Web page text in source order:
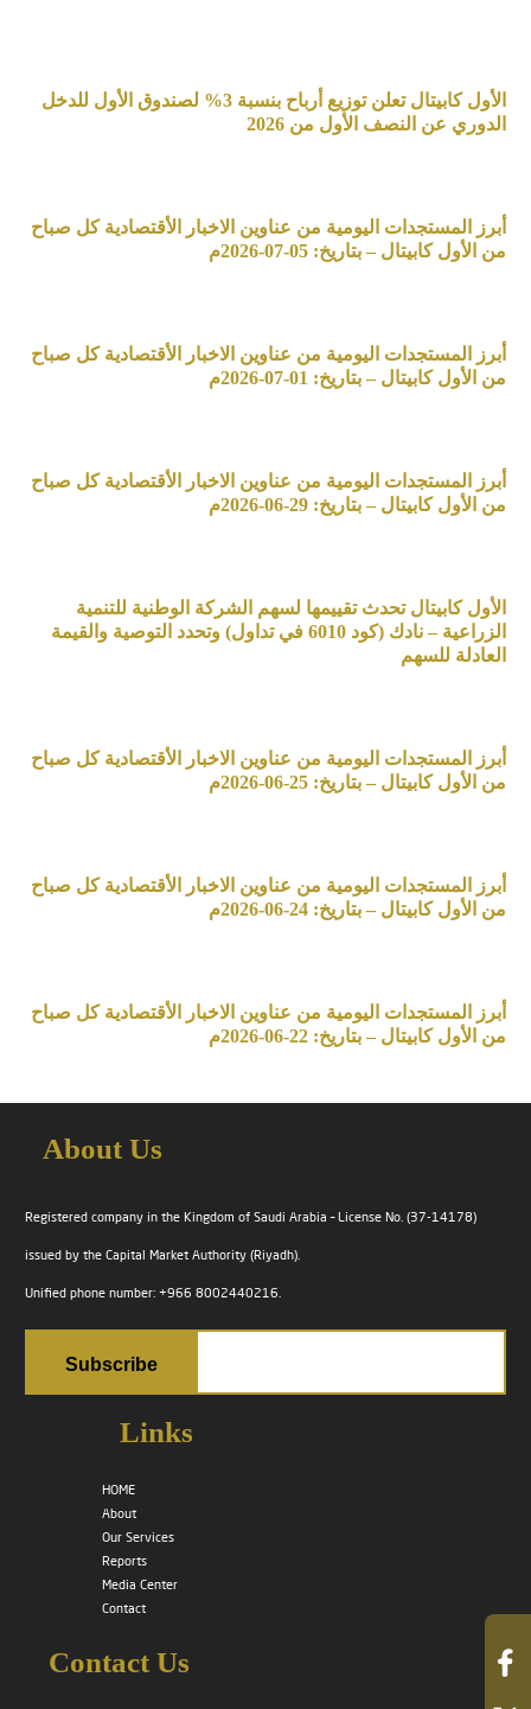
الأول كابيتال تعلن توزيع أرباح بنسبة 3% لصندوق الأول للدخل
الدوري عن النصف الأول من 2026
أبرز المستجدات اليومية من عناوين الاخبار الأقتصادية كل صباح
من الأول كابيتال – بتاريخ: 05-07-2026م
أبرز المستجدات اليومية من عناوين الاخبار الأقتصادية كل صباح
من الأول كابيتال – بتاريخ: 01-07-2026م
أبرز المستجدات اليومية من عناوين الاخبار الأقتصادية كل صباح
من الأول كابيتال – بتاريخ: 29-06-2026م
الأول كابيتال تحدث تقييمها لسهم الشركة الوطنية للتنمية
الزراعية – نادك (كود 6010 في تداول) وتحدد التوصية والقيمة
العادلة للسهم
أبرز المستجدات اليومية من عناوين الاخبار الأقتصادية كل صباح
من الأول كابيتال – بتاريخ: 25-06-2026م
أبرز المستجدات اليومية من عناوين الاخبار الأقتصادية كل صباح
من الأول كابيتال – بتاريخ: 24-06-2026م
أبرز المستجدات اليومية من عناوين الاخبار الأقتصادية كل صباح
من الأول كابيتال – بتاريخ: 22-06-2026م
About Us
Registered company in the Kingdom of Saudi Arabia – License No. (37-14178)
issued by the Capital Market Authority (Riyadh).
Unified phone number: +966 8002440216.
Links
HOME
About
Our Services
Reports
Media Center
Contact
Contact Us